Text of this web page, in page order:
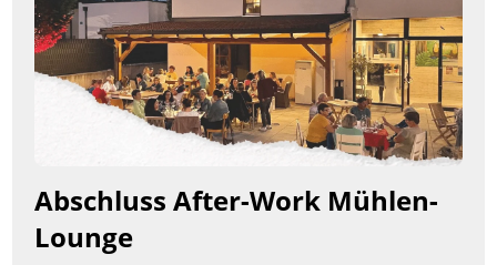
Abschluss After-Work Mühlen-
Lounge